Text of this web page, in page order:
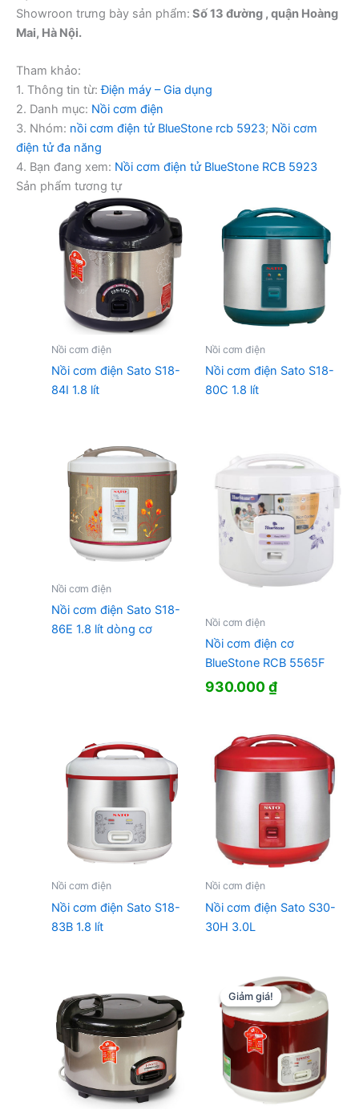
Showroon trưng bày sản phẩm: Số 13 đường , quận Hoàng
Mai, Hà Nội.
Tham khảo:
1. Thông tin từ:Điện máy – Gia dụng
2. Danh mục: Nồi cơm điện
3. Nhóm: nồi cơm điện tử BlueStone rcb 5923; Nồi cơm
điện tử đa năng
4. Bạn đang xem: Nồi cơm điện tử BlueStone RCB 5923
Sản phẩm tương tự
Nồi cơm điện
Nồi cơm điện Sato S18-
84I 1.8 lít
Nồi cơm điện
Nồi cơm điện Sato S18-
80C 1.8 lít
Nồi cơm điện
Nồi cơm điện Sato S18-
86E 1.8 lít dòng cơ
Nồi cơm điện
Nồi cơm điện cơ
BlueStone RCB 5565F
930.000₫
Nồi cơm điện
Nồi cơm điện Sato S18-
83B 1.8 lít
Nồi cơm điện
Nồi cơm điện Sato S30-
30H 3.0L
Giảm giá!
Giảm giá!